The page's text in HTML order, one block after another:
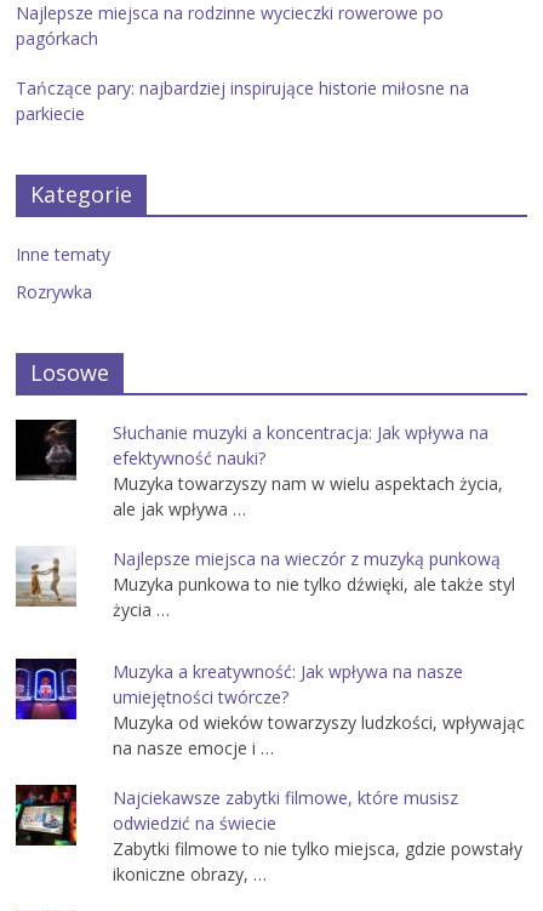
Najlepsze miejsca na rodzinne wycieczki rowerowe po
pagórkach
Tańczące pary: najbardziej inspirujące historie miłosne na
parkiecie
Kategorie
Inne tematy
Rozrywka
Losowe
Słuchanie muzyki a koncentracja: Jak wpływa na
efektywność nauki?
Muzyka towarzyszy nam w wielu aspektach życia,
ale jak wpływa …
Najlepsze miejsca na wieczór z muzyką punkową
Muzyka punkowa to nie tylko dźwięki, ale także styl
życia …
Muzyka a kreatywność: Jak wpływa na nasze
umiejętności twórcze?
Muzyka od wieków towarzyszy ludzkości, wpływając
na nasze emocje i …
Najciekawsze zabytki filmowe, które musisz
odwiedzić na świecie
Zabytki filmowe to nie tylko miejsca, gdzie powstały
ikoniczne obrazy, …